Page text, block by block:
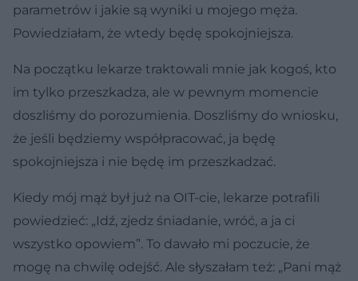
parametrów i jakie są wyniki u mojego męża.
Powiedziałam, że wtedy będę spokojniejsza.
Na początku lekarze traktowali mnie jak kogoś, kto
im tylko przeszkadza, ale w pewnym momencie
doszliśmy do porozumienia. Doszliśmy do wniosku,
że jeśli będziemy współpracować, ja będę
spokojniejsza i nie będę im przeszkadzać.
Kiedy mój mąż był już na OIT-cie, lekarze potrafili
powiedzieć: „Idź, zjedz śniadanie, wróć, a ja ci
wszystko opowiem”. To dawało mi poczucie, że
mogę na chwilę odejść. Ale słyszałam też: „Pani mąż